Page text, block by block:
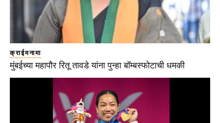
क्राईमनामा
मुंबईच्या महापौर रितू तावडे यांना पुन्हा बॉम्बस्फोटाची धमकी